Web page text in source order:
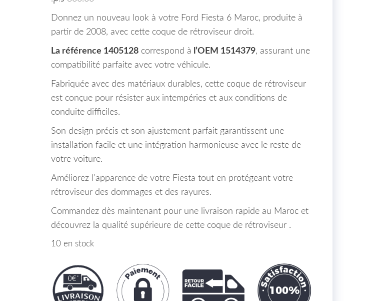
Donnez un nouveau look à votre Ford Fiesta 6 Maroc, produite à
partir de 2008, avec cette coque de rétroviseur droit.
La référence 1405128correspond à l’OEM 1514379, assurant une
compatibilité parfaite avec votre véhicule.
Fabriquée avec des matériaux durables, cette coque de rétroviseur
est conçue pour résister aux intempéries et aux conditions de
conduite difficiles.
Son design précis et son ajustement parfait garantissent une
installation facile et une intégration harmonieuse avec le reste de
votre voiture.
Améliorez l’apparence de votre Fiesta tout en protégeant votre
rétroviseur des dommages et des rayures.
Commandez dès maintenant pour une livraison rapide au Maroc et
découvrez la qualité supérieure de cette coque de rétroviseur .
10 en stock